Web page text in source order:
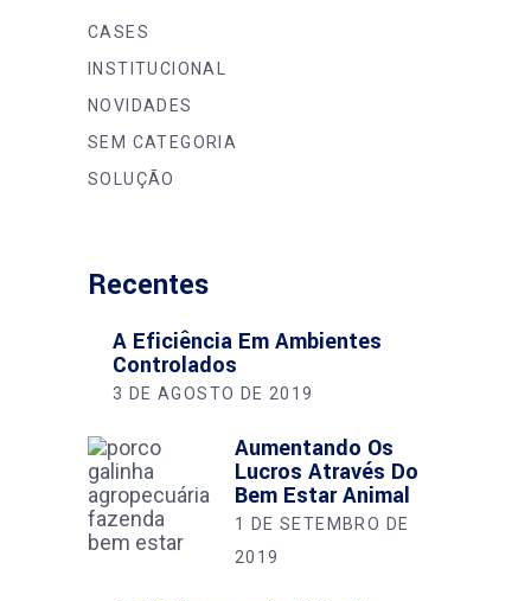
CASES
INSTITUCIONAL
NOVIDADES
SEM CATEGORIA
SOLUÇÃO
Recentes
A Eficiência Em Ambientes
Controlados
3 DE AGOSTO DE 2019
Aumentando Os
Lucros Através Do
Bem Estar Animal
1 DE SETEMBRO DE
2019